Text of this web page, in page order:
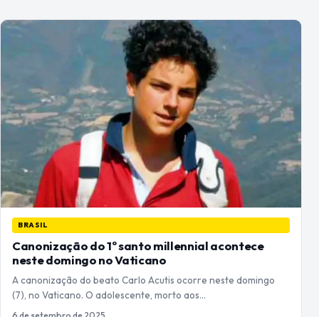
BRASIL
Canonização do 1º santo millennial acontece
neste domingo no Vaticano
A canonização do beato Carlo Acutis ocorre neste domingo
(7), no Vaticano. O adolescente, morto aos…